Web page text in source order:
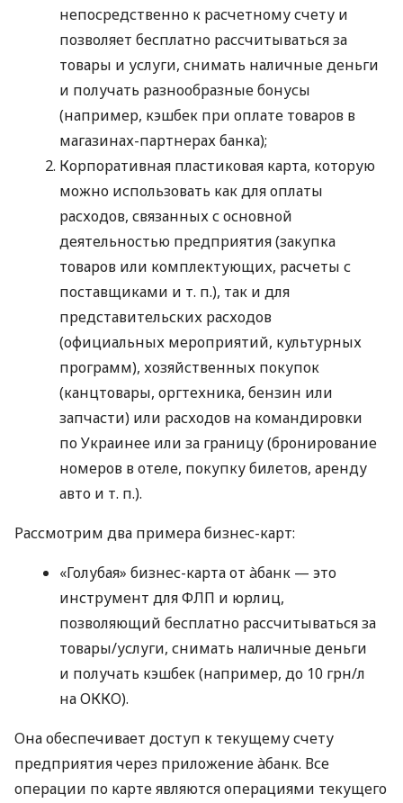
непосредственно к расчетному счету и
позволяет бесплатно рассчитываться за
товары и услуги, снимать наличные деньги
и получать разнообразные бонусы
(например, кэшбек при оплате товаров в
магазинах-партнерах банка);
Корпоративная пластиковая карта, которую
можно использовать как для оплаты
расходов, связанных с основной
деятельностью предприятия (закупка
товаров или комплектующих, расчеты с
поставщиками и т. п.), так и для
представительских расходов
(официальных мероприятий, культурных
программ), хозяйственных покупок
(канцтовары, оргтехника, бензин или
запчасти) или расходов на командировки
по Украинее или за границу (бронирование
номеров в отеле, покупку билетов, аренду
авто и т. п.).
Рассмотрим два примера бизнес-карт:
«Голубая» бизнес-карта от àбанк — это
инструмент для ФЛП и юрлиц,
позволяющий бесплатно рассчитываться за
товары/услуги, снимать наличные деньги
и получать кэшбек (например, до 10 грн/л
на ОККО).
Она обеспечивает доступ к текущему счету
предприятия через приложение àбанк. Все
операции по карте являются операциями текущего